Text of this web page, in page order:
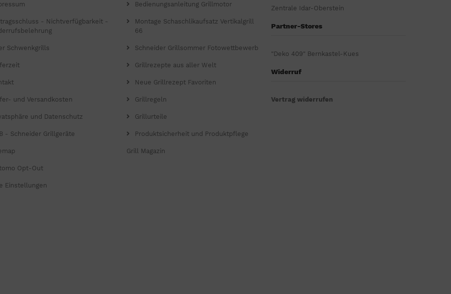
- Nichtverfügbarkeit -
Schwenkgrills
und Versandkosten
und Datenschutz
- Schneider Grillgeräte
Opt-Out
Einstellungen
Bedienungsanleitung Grillmotor
Montage Schaschlikaufsatz Vertikalgrill
66
Schneider Grillsommer Fotowettbewerb
Grillrezepte aus aller Welt
Neue Grillrezept Favoriten
Grillregeln
Grillurteile
Produktsicherheit und Produktpflege
Grill Magazin
Zentrale Idar-Oberstein
Partner-Stores
"Deko 409" Bernkastel-Kues
Widerruf
Vertrag widerrufen